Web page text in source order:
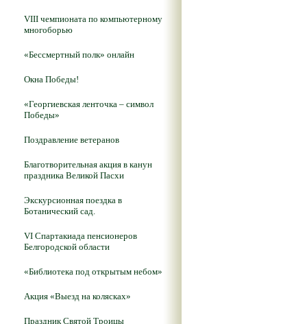
VIII чемпионата по компьютерному
многоборью
«Бессмертный полк» онлайн
Окна Победы!
«Георгиевская ленточка – символ
Победы»
Поздравление ветеранов
Благотворительная акция в канун
праздника Великой Пасхи
Экскурсионная поездка в
Ботанический сад.
VI Спартакиада пенсионеров
Белгородской области
«Библиотека под открытым небом»
Акция «Выезд на колясках»
Праздник Святой Троицы